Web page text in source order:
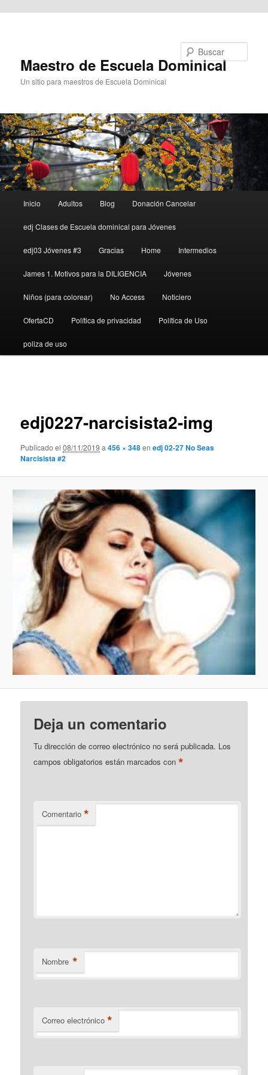
Maestro de Escuela Dominical
Un sitio para maestros de Escuela Dominical
principal
Inicio Adultos Blog Donación Cancelar
edj Clases de Escuela dominical para Jóvenes
edj03 Jóvenes #3 Gracias Home Intermedios
James 1. Motivos para la DILIGENCIA Jóvenes
Niños (para colorear) No Access Noticiero
OfertaCD Política de privacidad Política de Uso
poliza de uso
edj0227-narcisista2-img
Publicado el 08/11/2019 a456 × 348enedj 02-27 No Seas
Narcisista #2
Deja un comentario
Tu dirección de correo electrónico no será publicada. Los
campos obligatorios están marcados con*
Comentario *
Nombre *
Correo electrónico *